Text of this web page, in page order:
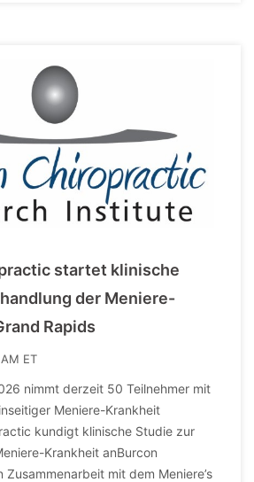
startet klinische
der Meniere-
Rapids
ET
nimmt derzeit 50 Teilnehmer mit
Meniere-Krankheit
kundigt klinische Studie zur
Krankheit anBurcon
mit dem Meniere’s